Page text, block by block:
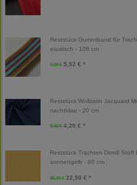
Reststück Gummiband für
elastisch - 108 cm
9,20 € 5,52 € *
Reststück Wollsatin Jacquard
nachtblau - 20 cm
8,40 € 4,20 € *
Reststück Trachten Dirndl
sonnengelb - 60 cm
25,00 € 22,50 € *